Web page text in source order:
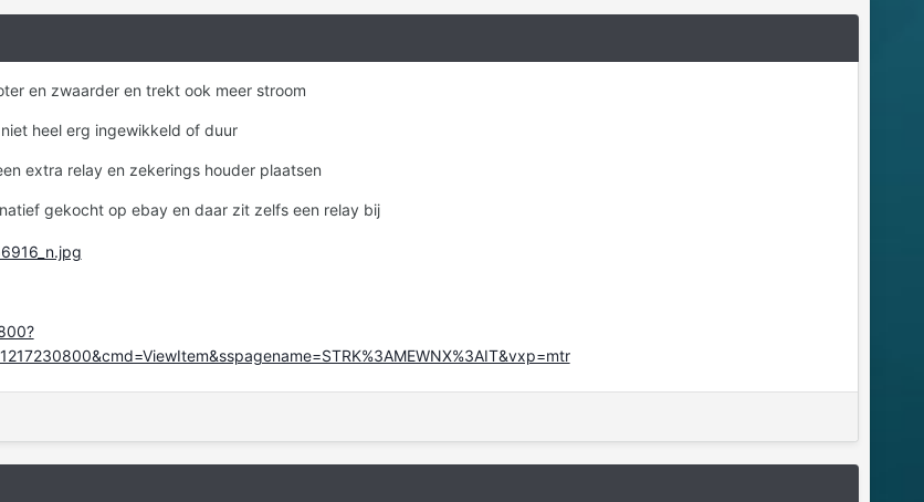
en zwaarder en trekt ook meer stroom
heel erg ingewikkeld of duur
extra relay en zekerings houder plaatsen
gekocht op ebay en daar zit zelfs een relay bij